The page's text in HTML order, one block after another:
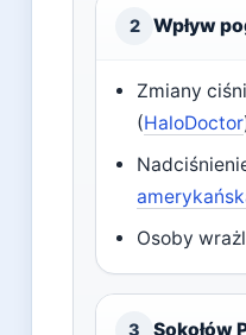
2 Wpływ
Zmiany
(HaloDoctor
Osoby
3 Sokołów